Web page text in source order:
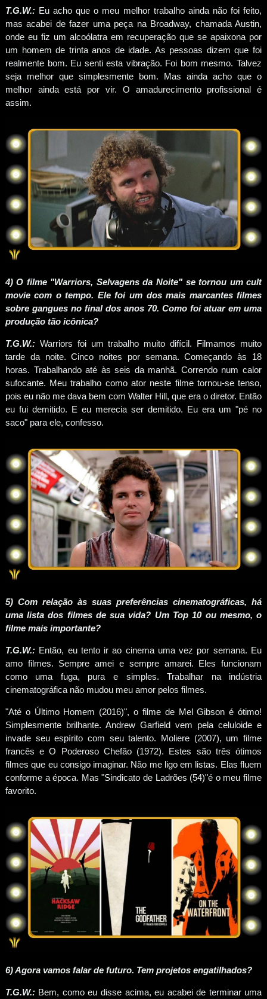
T.G.W.:Eu acho que o meu melhor trabalho ainda não foi feito,
mas acabei de fazer uma peça na Broadway, chamada Austin,
onde eu fiz um alcoólatra em recuperação que se apaixona por
um homem de trinta anos de idade. As pessoas dizem que foi
realmente bom. Eu senti esta vibração. Foi bom mesmo. Talvez
seja melhor que simplesmente bom. Mas ainda acho que o
melhor ainda está por vir. O amadurecimento profissional é
assim.
4) O filme "Warriors, Selvagens da Noite" se tornou um cult
movie com o tempo. Ele foi um dos mais marcantes filmes
sobre gangues no final dos anos 70. Como foi atuar em uma
produção tão icônica?
T.G.W.: Warriors foi um trabalho muito difícil. Filmamos muito
tarde da noite. Cinco noites por semana. Começando às 18
horas. Trabalhando até às seis da manhã. Correndo num calor
sufocante. Meu trabalho como ator neste filme tornou-se tenso,
pois eu não me dava bem com Walter Hill, que era o diretor. Então
eu fui demitido. E eu merecia ser demitido. Eu era um "pé no
saco" para ele, confesso.
5) Com relação às suas preferências cinematográficas, há
uma lista dos filmes de sua vida? Um Top 10 ou mesmo, o
filme mais importante?
T.G.W.: Então, eu tento ir ao cinema uma vez por semana. Eu
amo filmes. Sempre amei e sempre amarei. Eles funcionam
como uma fuga, pura e simples. Trabalhar na indústria
cinematográfica não mudou meu amor pelos filmes.
"Até o Último Homem (2016)", o filme de Mel Gibson é ótimo!
Simplesmente brilhante. Andrew Garfield vem pela celuloide e
invade seu espírito com seu talento. Moliere (2007), um filme
francês e O Poderoso Chefão (1972). Estes são três ótimos
filmes que eu consigo imaginar. Não me ligo em listas. Elas fluem
conforme a época. Mas "Sindicato de Ladrões (54)"é o meu filme
favorito.
6) Agora vamos falar de futuro. Tem projetos engatilhados?
T.G.W.: Bem, como eu disse acima, eu acabei de terminar uma